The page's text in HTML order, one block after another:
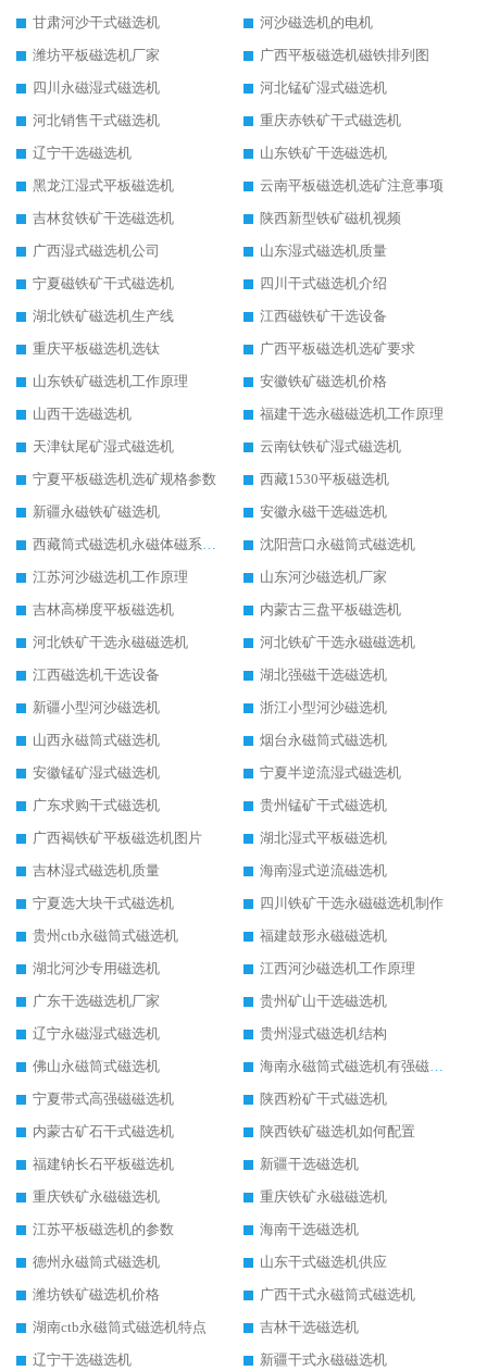
甘肃河沙干式磁选机
河沙磁选机的电机
潍坊平板磁选机厂家
广西平板磁选机磁铁排列图
四川永磁湿式磁选机
河北锰矿湿式磁选机
河北销售干式磁选机
重庆赤铁矿干式磁选机
辽宁干选磁选机
山东铁矿干选磁选机
黑龙江湿式平板磁选机
云南平板磁选机选矿注意事项
吉林贫铁矿干选磁选机
陕西新型铁矿磁机视频
广西湿式磁选机公司
山东湿式磁选机质量
宁夏磁铁矿干式磁选机
四川干式磁选机介绍
湖北铁矿磁选机生产线
江西磁铁矿干选设备
重庆平板磁选机选钛
广西平板磁选机选矿要求
山东铁矿磁选机工作原理
安徽铁矿磁选机价格
山西干选磁选机
福建干选永磁磁选机工作原理
天津钛尾矿湿式磁选机
云南钛铁矿湿式磁选机
宁夏平板磁选机选矿规格参数
西藏1530平板磁选机
新疆永磁铁矿磁选机
安徽永磁干选磁选机
西藏筒式磁选机永磁体磁系设计
沈阳营口永磁筒式磁选机
江苏河沙磁选机工作原理
山东河沙磁选机厂家
吉林高梯度平板磁选机
内蒙古三盘平板磁选机
河北铁矿干选永磁磁选机
河北铁矿干选永磁磁选机
江西磁选机干选设备
湖北强磁干选磁选机
新疆小型河沙磁选机
浙江小型河沙磁选机
山西永磁筒式磁选机
烟台永磁筒式磁选机
安徽锰矿湿式磁选机
宁夏半逆流湿式磁选机
广东求购干式磁选机
贵州锰矿干式磁选机
广西褐铁矿平板磁选机图片
湖北湿式平板磁选机
吉林湿式磁选机质量
海南湿式逆流磁选机
宁夏选大块干式磁选机
四川铁矿干选永磁磁选机制作
贵州ctb永磁筒式磁选机
福建鼓形永磁磁选机
湖北河沙专用磁选机
江西河沙磁选机工作原理
广东干选磁选机厂家
贵州矿山干选磁选机
辽宁永磁湿式磁选机
贵州湿式磁选机结构
佛山永磁筒式磁选机
海南永磁筒式磁选机有强磁的吗
宁夏带式高强磁磁选机
陕西粉矿干式磁选机
内蒙古矿石干式磁选机
陕西铁矿磁选机如何配置
福建钠长石平板磁选机
新疆干选磁选机
重庆铁矿永磁磁选机
重庆铁矿永磁磁选机
江苏平板磁选机的参数
海南干选磁选机
德州永磁筒式磁选机
山东干式磁选机供应
潍坊铁矿磁选机价格
广西干式永磁筒式磁选机
湖南ctb永磁筒式磁选机特点
吉林干选磁选机
辽宁干选磁选机
新疆干式永磁磁选机